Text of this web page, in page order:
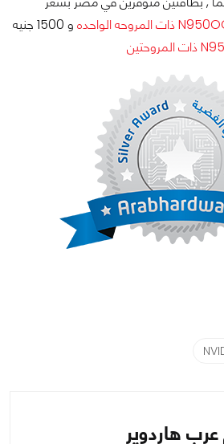
و 1500 جنيه
عرب هاردوير